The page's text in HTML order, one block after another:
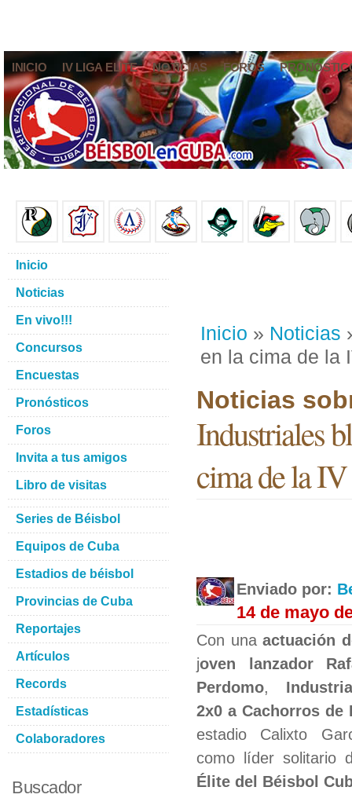
INICIO IV LIGA ELITE NOTICIAS FOROS
Inicio » Noticias
en la cima de la
Noticias
Industriales
cima de la
Enviado por:
14 de mayo
Con una actuación
joven lanzador
Perdomo,
2x0 a Cachorros de
estadio Calixto
como líder solitario
Élite del Béisbol
Inicio
Noticias
En vivo!!!
Concursos
Encuestas
Pronósticos
Foros
Invita a tus amigos
Libro de visitas
Series de Béisbol
Equipos de Cuba
Estadios de béisbol
Provincias de Cuba
Reportajes
Artículos
Records
Estadísticas
Colaboradores
Buscador